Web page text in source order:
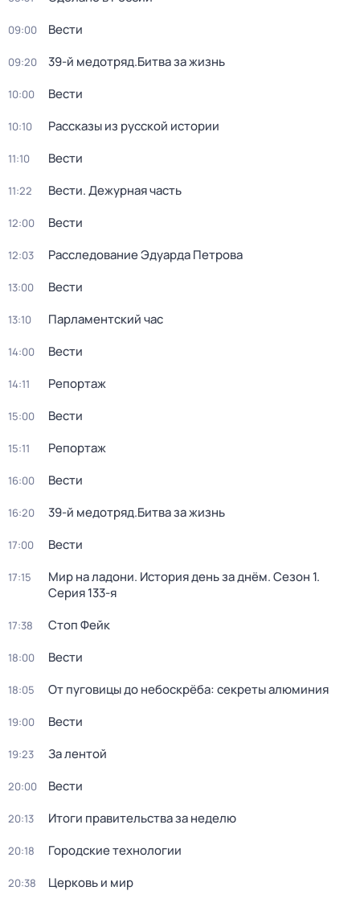
09:00 Вести
09:20 39-й медотряд.Битва за жизнь
10:00 Вести
10:10 Рассказы из русской истории
11:10 Вести
11:22 Вести. Дежурная часть
12:00 Вести
12:03 Расследование Эдуарда Петрова
13:00 Вести
13:10 Парламентский час
14:00 Вести
14:11 Репортаж
15:00 Вести
15:11 Репортаж
16:00 Вести
16:20 39-й медотряд.Битва за жизнь
17:00 Вести
17:15 Мир на ладони. История день за днём. Сезон 1.
Серия 133-я
17:38 Стоп Фейк
18:00 Вести
18:05 От пуговицы до небоскрёба: секреты алюминия
19:00 Вести
19:23 За лентой
20:00 Вести
20:13 Итоги правительства за неделю
20:18 Городские технологии
20:38 Церковь и мир